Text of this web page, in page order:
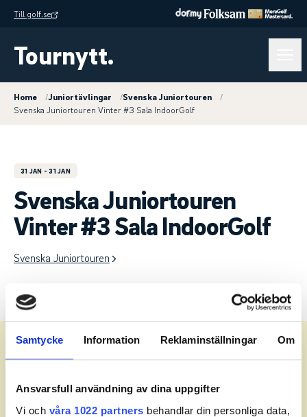
Samtycke Information Reklaminställningar Om
Ansvarsfull användning av dina uppgifter
Vi och våra 1022 partners behandlar din personliga data,
Till golf.se
Tournytt.
Home /Juniortävlingar /Svenska Juniortouren
/
Svenska Juniortouren Vinter #3 Sala IndoorGolf
31 JAN - 31 JAN
Svenska Juniortouren
Vinter #3 Sala IndoorGolf
Svenska Juniortouren
Meny
Starttider.